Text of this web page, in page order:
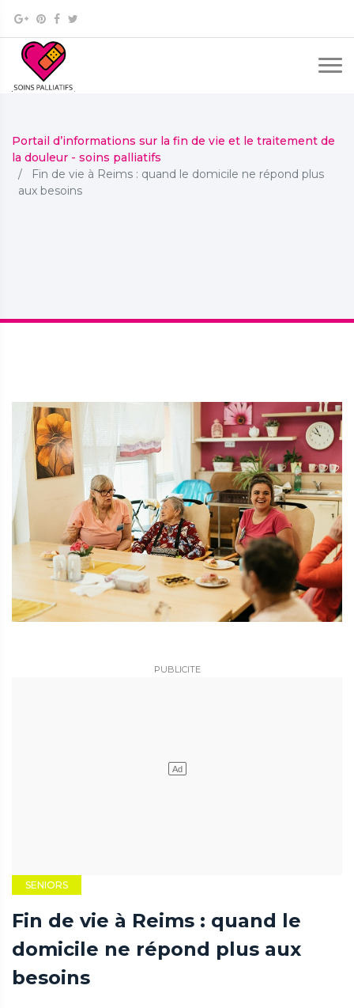
Portail d’informations sur la fin de vie et le traitement de
la douleur - soins palliatifs
Fin de vie à Reims : quand le domicile ne répond plus
aux besoins
SENIORS
Fin de vie à Reims : quand le
domicile ne répond plus aux
besoins